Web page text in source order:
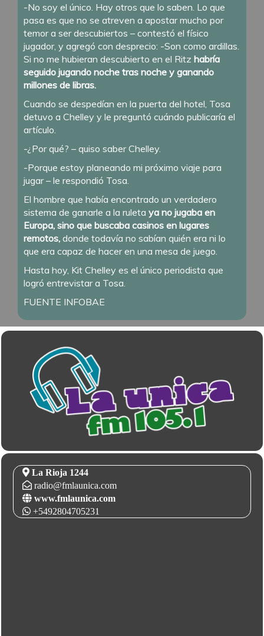
-No soy el único. Hay otros que lo saben. Lo que
pasa es que no se atreven a apostar mucho por
temor a ser descubiertos – contestó el físico
jugador, y agregó con desprecio: -Son como ardillas.
Si no me hubieran descubierto en el Ritz habría
seguido jugando noche tras noche y ganando
millones de libras.
Cuando se despedían en la puerta del hotel, Tosa
detuvo a Chelley y le preguntó cuándo publicaría el
artículo.
-¿Por qué? – quiso saber Chelley.
-Porque estoy planeando mi próximo viaje para
jugar – le respondió Tosa.
El hombre que había encontrado un verdadero
sistema de ganarle a la ruleta ya no jugaba en
Europa, sino que buscaba casinos en lugares
remotos, donde todavía no sabían quién era ni lo
que era capaz de hacer en una mesa de juego.
Hasta hoy, Kit Chelley es el único periodista que
logró entrevistar a Tosa.
FUENTE INFOBAE
La Rioja 1244
radio@fmlaunica.com
www.fmlaunica.com
+5492804705231